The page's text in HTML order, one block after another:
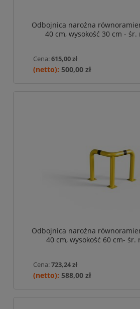
Odbojnica narożna
40 cm, wysokość 30 cm -
Cena:615,00 zł
500,00 zł
Odbojnica narożna
40 cm, wysokość 60 cm- śr.
Cena:723,24 zł
588,00 zł